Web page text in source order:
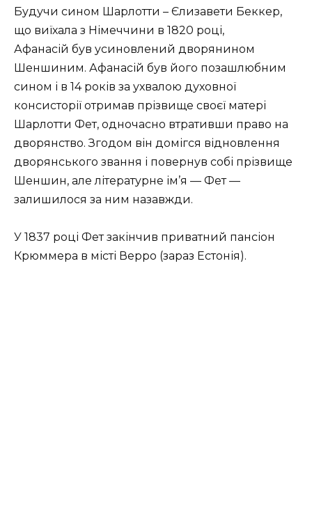
Будучи сином Шарлотти – Єлизавети Беккер,
що виїхала з Німеччини в 1820 році,
Афанасій був усиновлений дворянином
Шеншиним. Афанасій був його позашлюбним
сином і в 14 років за ухвалою духовної
консисторії отримав прізвище своєї матері
Шарлотти Фет, одночасно втративши право на
дворянство. Згодом він домігся відновлення
дворянського звання і повернув собі прізвище
Шеншин, але літературне ім’я — Фет —
залишилося за ним назавжди.
У 1837 році Фет закінчив приватний пансіон
Крюммера в місті Верро (зараз Естонія).